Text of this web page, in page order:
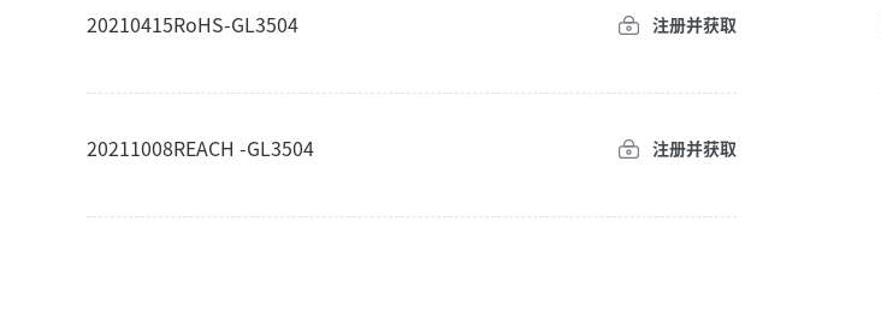
20210415RoHS-GL3504 注册并获取
20211008REACH -GL3504 注册并获取